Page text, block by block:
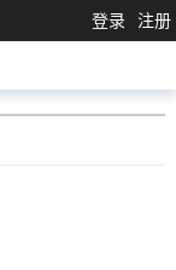
登录 注册